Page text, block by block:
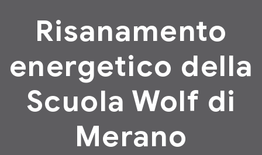
Risanamento
energetico della
Scuola Wolf di
Merano